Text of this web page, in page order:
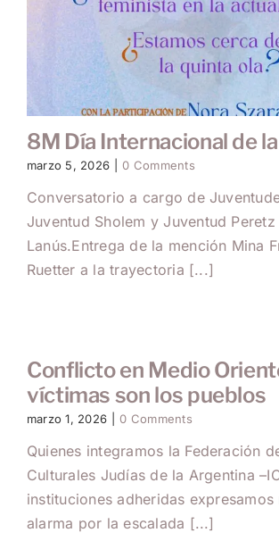
8M Día Internacional de
marzo 5, 2026 0 Comments
Conversatorio a cargo de
Juventud Sholem y Juventud Peretz
Lanús.Entrega de la mención Mina
Ruetter a la trayectoria [...]
Conflicto en Medio
víctimas son los pueblos
marzo 1, 2026 0 Comments
Quienes integramos la Federación
Culturales Judías de la Argentina
instituciones adheridas expresamos
alarma por la escalada [...]